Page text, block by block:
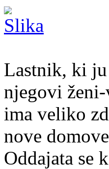
Lastnik, ki ju
njegovi
ima veliko
nove
Oddajata se